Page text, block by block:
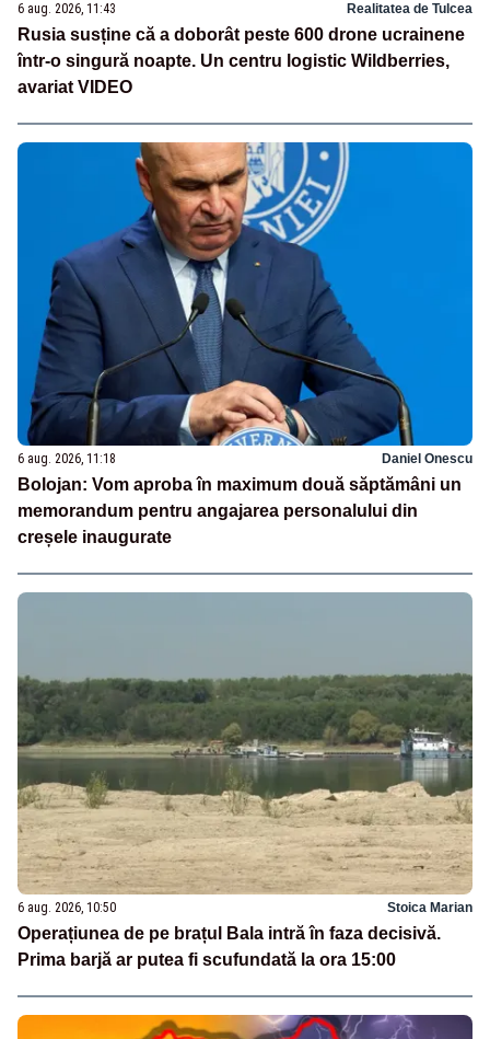
6 aug. 2026, 11:43 Realitatea de Tulcea
Rusia susține că a doborât peste 600 drone ucrainene
într-o singură noapte. Un centru logistic Wildberries,
avariat VIDEO
6 aug. 2026, 11:18 Daniel Onescu
Bolojan: Vom aproba în maximum două săptămâni un
memorandum pentru angajarea personalului din
creșele inaugurate
6 aug. 2026, 10:50 Stoica Marian
Operațiunea de pe brațul Bala intră în faza decisivă.
Prima barjă ar putea fi scufundată la ora 15:00